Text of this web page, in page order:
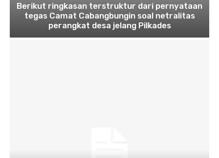
Berikut ringkasan terstruktur dari pernyataan
tegas Camat Cabangbungin soal netralitas
perangkat desa jelang Pilkades